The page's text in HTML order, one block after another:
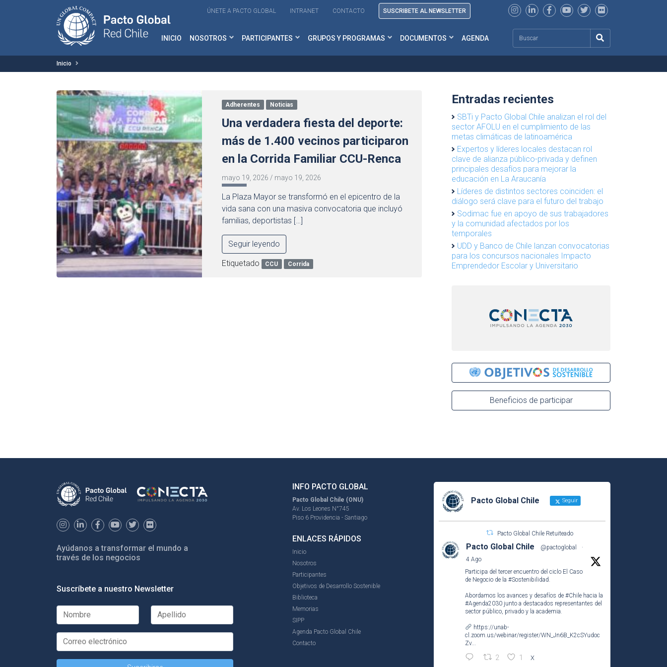
ÚNETE A PACTO GLOBAL INTRANET CONTACTO SUSCRIBETE AL NEWSLETTER
INICIO NOSOTROS PARTICIPANTES GRUPOS Y PROGRAMAS DOCUMENTOS AGENDA
Inicio
Adherentes Noticias
Una verdadera fiesta del deporte:
más de 1.400 vecinos participaron
en la Corrida Familiar CCU-Renca
mayo 19, 2026 / mayo 19, 2026
La Plaza Mayor se transformó en el epicentro de la
vida sana con una masiva convocatoria que incluyó
familias, deportistas […]
Seguir leyendo
Etiquetado CCU Corrida
Entradas recientes
SBTi y Pacto Global Chile analizan el rol del
sector AFOLU en el cumplimiento de las
metas climáticas de latinoamérica
Expertos y líderes locales destacan rol
clave de alianza público-privada y definen
principales desafíos para mejorar la
educación en La Araucanía
Líderes de distintos sectores coinciden: el
diálogo será clave para el futuro del trabajo
Sodimac fue en apoyo de sus trabajadores
y la comunidad afectados por los
temporales
UDD y Banco de Chile lanzan convocatorias
para los concursos nacionales Impacto
Emprendedor Escolar y Universitario
Beneficios de participar
Ayúdanos a transformar el mundo a
través de los negocios
Suscríbete a nuestro Newsletter
INFO PACTO GLOBAL
Pacto Global Chile (ONU)
Av. Los Leones N°745
Piso 6 Providencia - Santiago
ENLACES RÁPIDOS
Inicio
Nosotros
Participantes
Objetivos de Desarrollo Sostenible
Biblioteca
Memorias
SIPP
Agenda Pacto Global Chile
Contacto
Pacto Global Chile Seguir
Pacto Global Chile Retuiteado
Pacto Global Chile @pactoglobal
·
4 Ago
Participa del tercer encuentro del ciclo El Caso
de Negocio de la #Sostenibilidad.
Abordamos los avances y desafíos de #Chile hacia la
#Agenda2030 junto a destacados representantes del
sector público, privado y la academia.
https://unab-
cl.zoom.us/webinar/register/WN_Jn6B_K2cSYudoc
Zv...
2 1 X